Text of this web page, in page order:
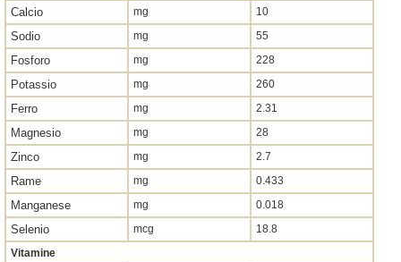
Calcio mg 10
Sodio mg 55
Fosforo mg 228
Potassio mg 260
Ferro mg 2.31
Magnesio mg 28
Zinco mg 2.7
Rame mg 0.433
Manganese mg 0.018
Selenio mcg
18.8
Vitamine